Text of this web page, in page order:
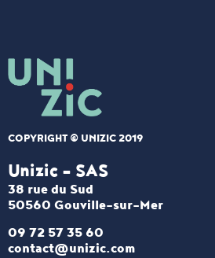
COPYRIGHT © UNIZIC 2019
Unizic - SAS​
38 rue du Sud
50560 Gouville-sur-Mer
09 72 57 35 60
contact@unizic.com